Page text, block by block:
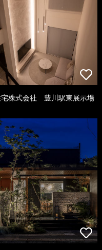
宅株式会社 豊川駅東展示場